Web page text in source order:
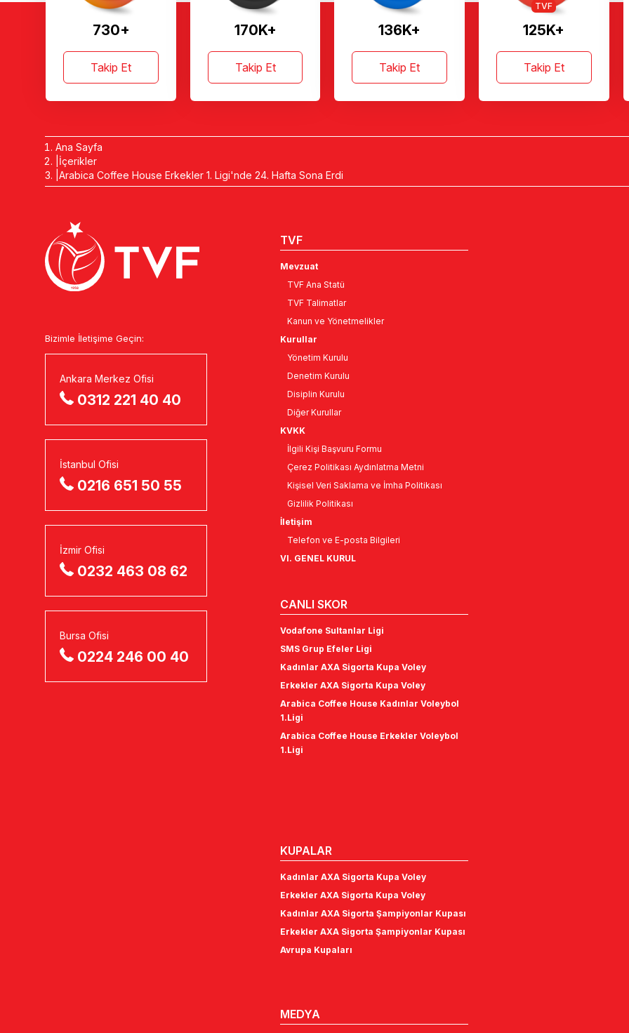
730+
Takip Et
170K+
Takip Et
136K+
Takip Et
125K+
TVF
Takip Et
Ana Sayfa
İçerikler
Arabica Coffee House Erkekler 1. Ligi'nde 24. Hafta Sona Erdi
Bizimle İletişime Geçin:
Ankara Merkez Ofisi
0312 221 40 40
İstanbul Ofisi
0216 651 50 55
İzmir Ofisi
0232 463 08 62
Bursa Ofisi
0224 246 00 40
TVF
Mevzuat
TVF Ana Statü
TVF Talimatlar
Kanun ve Yönetmelikler
Kurullar
Yönetim Kurulu
Denetim Kurulu
Disiplin Kurulu
Diğer Kurullar
KVKK
İlgili Kişi Başvuru Formu
Çerez Politikası Aydınlatma Metni
Kişisel Veri Saklama ve İmha Politikası
Gizlilik Politikası
İletişim
Telefon ve E-posta Bilgileri
VI. GENEL KURUL
CANLI SKOR
Vodafone Sultanlar Ligi
SMS Grup Efeler Ligi
Kadınlar AXA Sigorta Kupa Voley
Erkekler AXA Sigorta Kupa Voley
Arabica Coffee House Kadınlar Voleybol
1.Ligi
Arabica Coffee House Erkekler Voleybol
1.Ligi
KUPALAR
Kadınlar AXA Sigorta Kupa Voley
Erkekler AXA Sigorta Kupa Voley
Kadınlar AXA Sigorta Şampiyonlar Kupası
Erkekler AXA Sigorta Şampiyonlar Kupası
Avrupa Kupaları
MEDYA